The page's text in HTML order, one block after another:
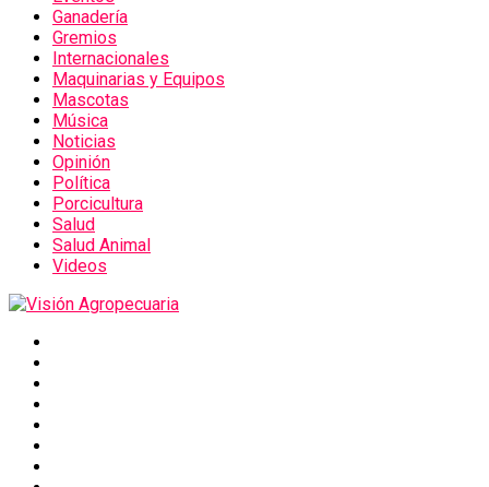
Ganadería
Gremios
Internacionales
Maquinarias y Equipos
Mascotas
Música
Noticias
Opinión
Política
Porcicultura
Salud
Salud Animal
Videos